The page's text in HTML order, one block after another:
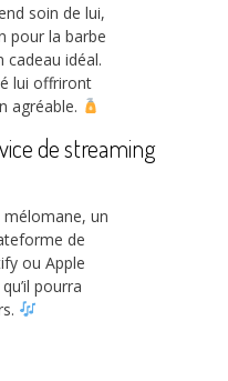
soin de lui,
pour la barbe
cadeau idéal.
lui offriront
agréable.
de streaming
un
de
ou Apple
pourra